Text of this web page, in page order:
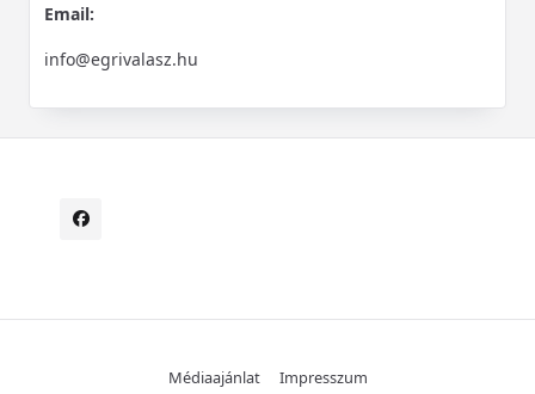
Email:
info@egrivalasz.hu
Médiaajánlat Impresszum